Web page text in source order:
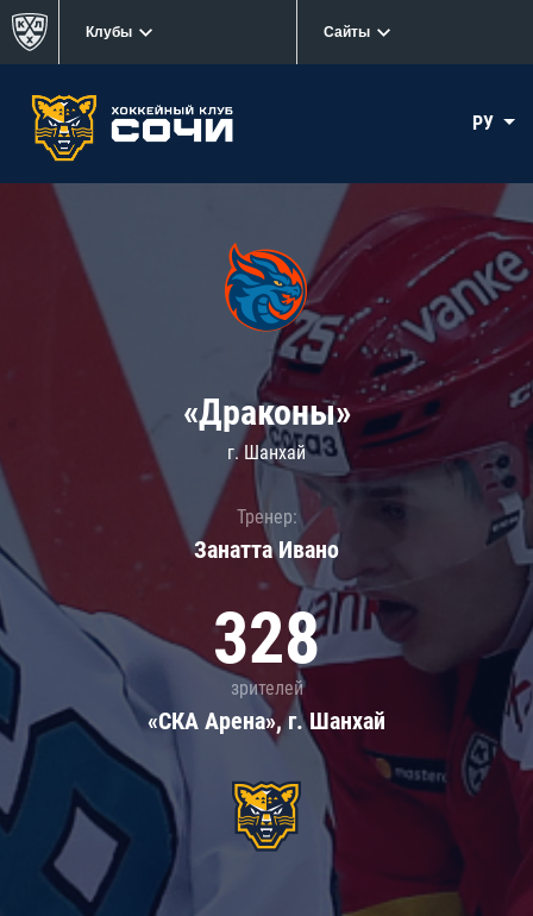
Клубы Сайты
РУ
«Драконы»
г. Шанхай
Тренер:
Занатта Иванo
328
зрителей
«СКА Арена», г. Шанхай